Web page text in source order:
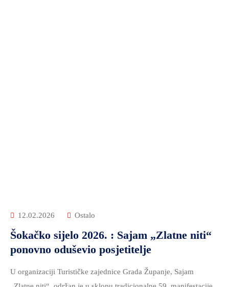
12.02.2026 Ostalo
Šokačko sijelo 2026. : Sajam „Zlatne niti“
ponovno oduševio posjetitelje
U organizaciji Turističke zajednice Grada Županje, Sajam